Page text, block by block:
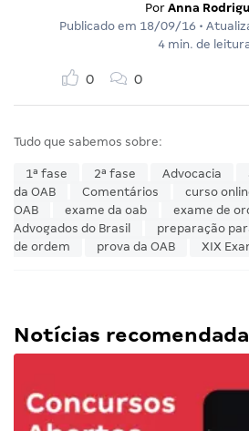
Por Anna
Publicado em 18/09/16 •
4 min. de
0 0
Tudo que sabemos sobre:
1ª fase 2ª fase Advocacia
da OAB
Comentários curso
OAB
exame da oab exame de
Advogados do Brasil
preparação
de ordem
prova da OAB XIX
Notícias